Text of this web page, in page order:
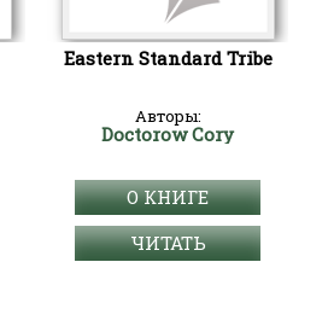
Eastern Standard Tribe
Авторы:
Doctorow Cory
О КНИГЕ
ЧИТАТЬ